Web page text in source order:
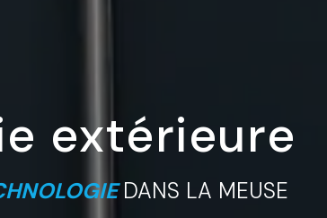
extérieure
DANS LA MEUSE